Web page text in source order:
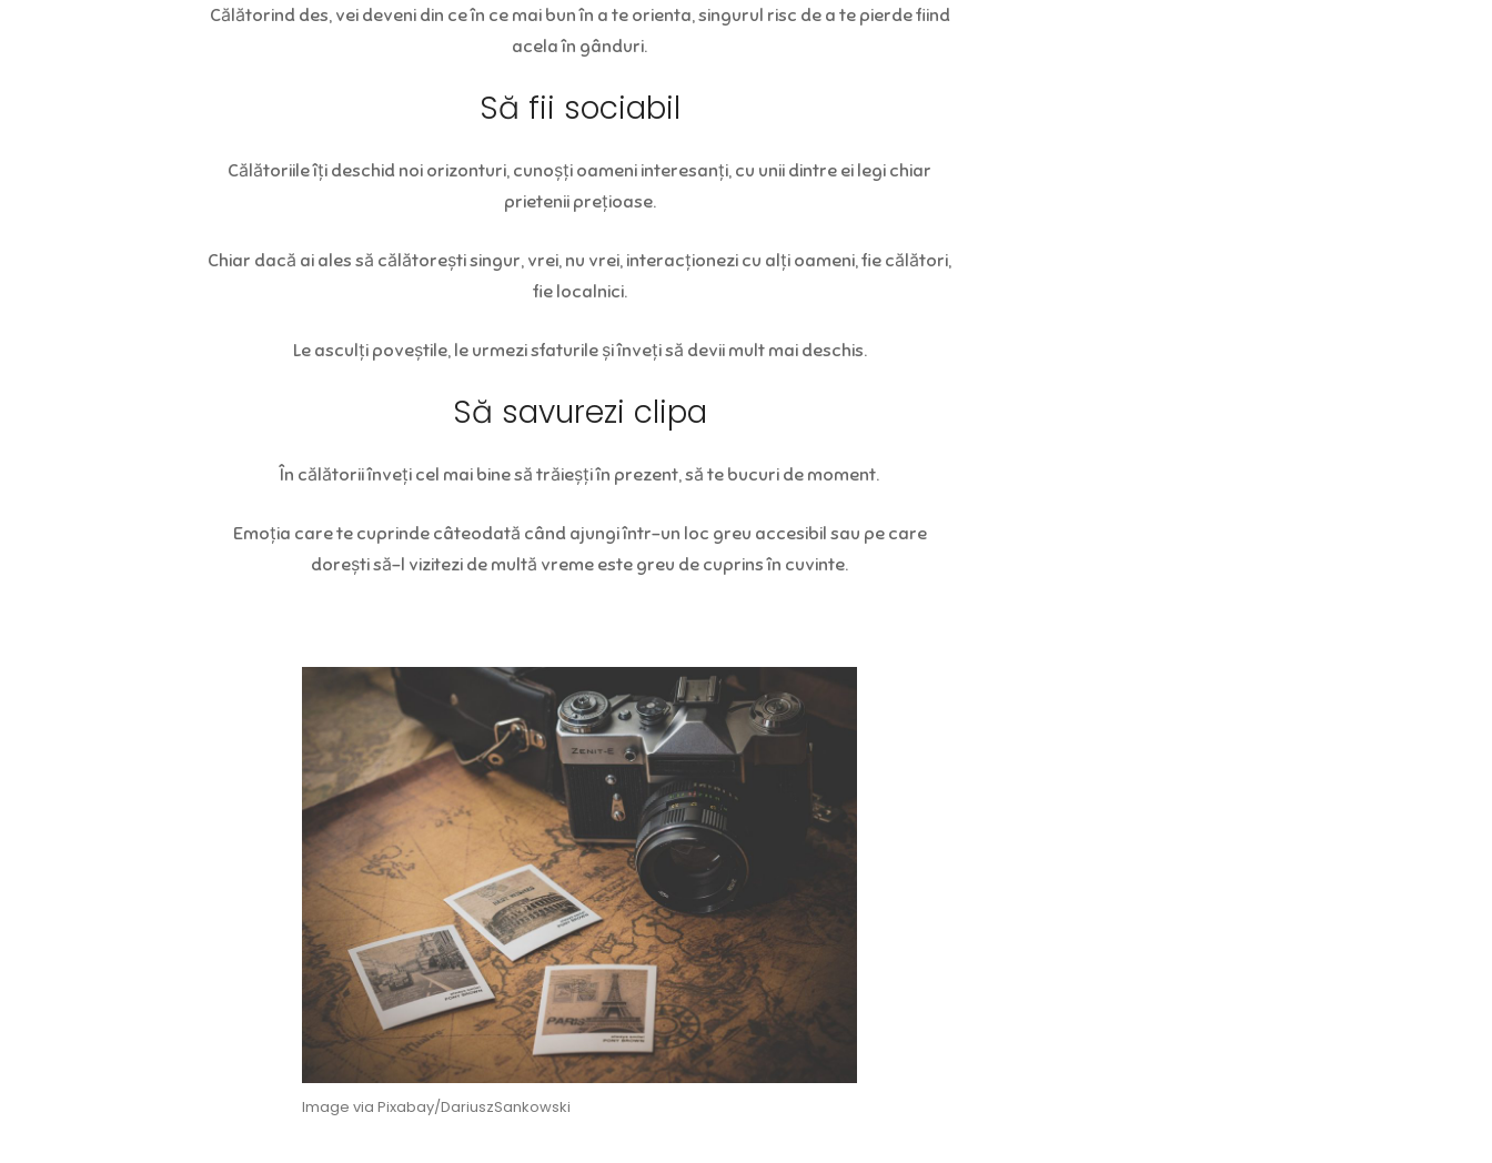
Călătorind des, vei deveni din ce în ce mai bun în a te orienta, singurul risc de a te pierde fiind
acela în gânduri.
Să fii sociabil
Călătoriile îți deschid noi orizonturi, cunoșți oameni interesanți, cu unii dintre ei legi chiar
prietenii prețioase.
Chiar dacă ai ales să călătorești singur, vrei, nu vrei, interacționezi cu alți oameni, fie călători,
fie localnici.
Le asculți poveștile, le urmezi sfaturile și înveți să devii mult mai deschis.
Să savurezi clipa
În călătorii înveți cel mai bine să trăieșți în prezent, să te bucuri de moment.
Emoția care te cuprinde câteodată când ajungi într-un loc greu accesibil sau pe care
dorești să-l vizitezi de multă vreme este greu de cuprins în cuvinte.
Image via Pixabay/DariuszSankowski